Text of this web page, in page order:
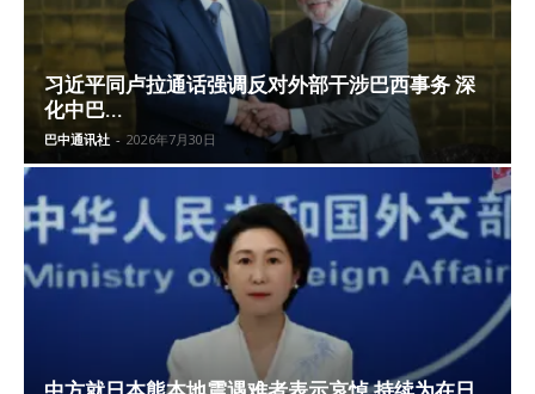
习近平同卢拉通话强调反对外部干涉巴西事务 深
化中巴...
巴中通讯社 - 2026年7月30日